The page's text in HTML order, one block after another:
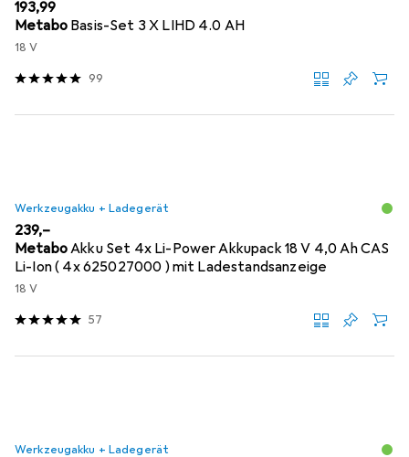
EUR
193,99
Metabo Basis-Set 3 X LIHD 4.0 AH
18 V
99
Werkzeugakku + Ladegerät
EUR
239,–
MetaboAkku Set 4x Li-Power Akkupack 18 V 4,0 Ah CAS
Li-Ion ( 4x 625027000 ) mit Ladestandsanzeige
18 V
57
Werkzeugakku + Ladegerät